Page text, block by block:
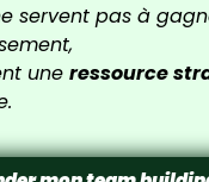
servent pas à
une ressource